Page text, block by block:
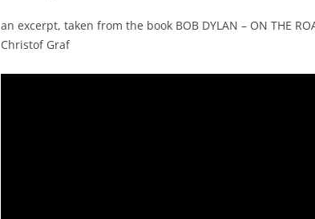
an excerpt, taken from the book BOB DYLAN – ON THE
Christof Graf